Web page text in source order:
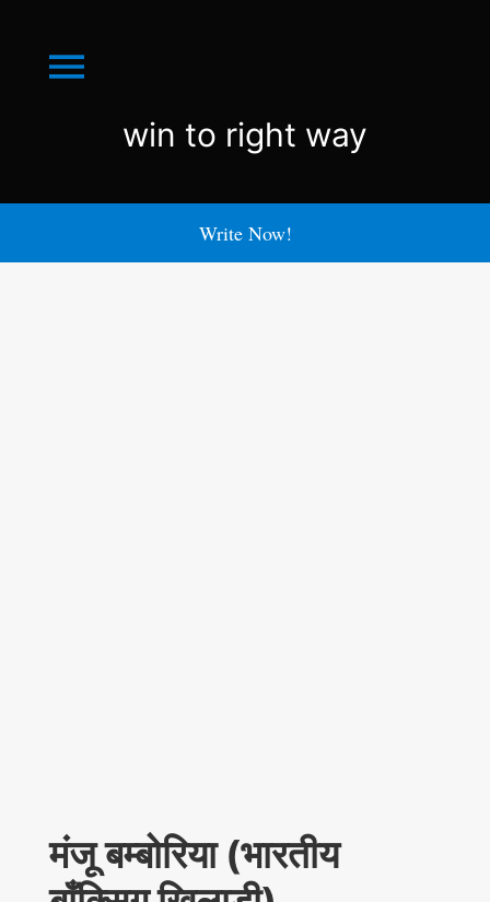
Menu
win
right
win to right way
Write Now!
मंजू बम्बोरिया (भारतीय